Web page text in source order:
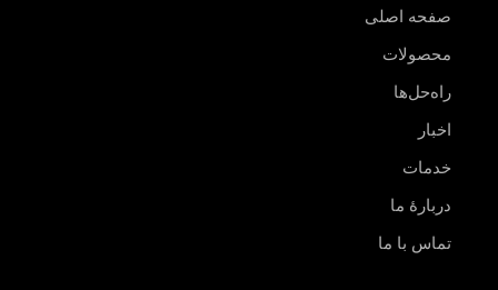
صفحه اصلی
محصولات
راه‌حل‌ها
اخبار
خدمات
دربارهٔ ما
تماس با ما